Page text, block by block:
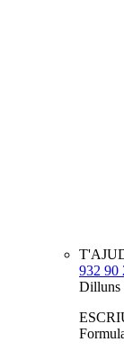
932 90
Dilluns